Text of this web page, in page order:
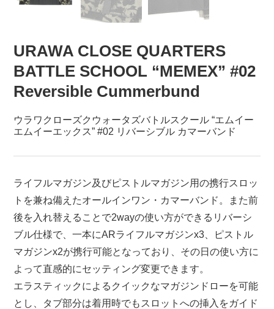
URAWA CLOSE QUARTERS
BATTLE SCHOOL “MEMEX” #02
Reversible Cummerbund
ウラワクローズクウォータズバトルスクール “エムイー
エムイーエックス” #02 リバーシブル カマーバンド
ライフルマガジン及びピストルマガジン用の携行スロッ
トを兼ね備えたオールインワン・カマーバンド。また前
後を入れ替えることで2wayの使い方ができるリバーシ
ブル仕様で、一本にARライフルマガジンx3、ピストル
マガジンx2が携行可能となっており、その日の使い方に
よって直感的にセッティング変更できます。
エラスティックによるクイックなマガジンドローを可能
とし、タブ部分は着用時でもスロットへの挿入をガイド